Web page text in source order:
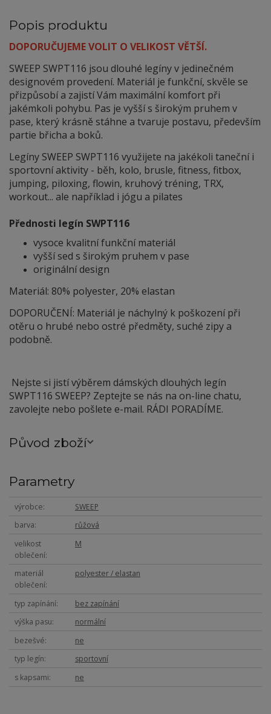
Popis produktu
DOPORUČUJEME VOLIT O VELIKOST VĚTŠÍ.
SWEEP SWPT116 jsou dlouhé legíny v jedinečném
designovém provedení. Materiál je funkční, skvěle se
přizpůsobí a zajistí Vám maximální komfort při
jakémkoli pohybu. Pas je vyšší s širokým pruhem v
pase, který krásně stáhne a tvaruje postavu, především
partie břicha a boků.
Legíny SWEEP SWPT116 využijete na jakékoli taneční i
sportovní aktivity - běh, kolo, brusle, fitness, fitbox,
jumping, piloxing, flowin, kruhový tréning, TRX,
workout... ale například i jógu a pilates
Přednosti legín SWPT116
vysoce kvalitní funkční materiál
vyšší sed s širokým pruhem v pase
originální design
Materiál: 80% polyester, 20% elastan
DOPORUČENÍ: Materiál je náchylný k poškození při
otěru o hrubé nebo ostré předměty, suché zipy a
podobně.
Nejste si jistí výběrem dámských dlouhých legín
SWPT116 SWEEP? Zeptejte se nás na on-line chatu,
zavolejte nebo pošlete e-mail. RÁDI PORADÍME.
Původ zboží
Parametry
výrobce
SWEEP
barva
růžová
velikost
oblečení
M
materiál
oblečení
polyester / elastan
typ zapínání
bez zapínání
výška pasu
normální
bezešvé
ne
typ legín
sportovní
s kapsami
ne